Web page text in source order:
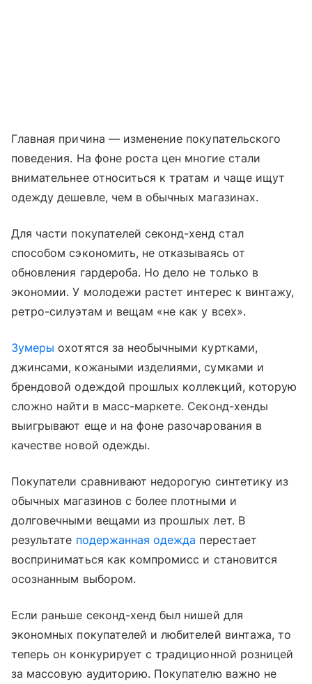
Главная причина — изменение покупательского
поведения. На фоне роста цен многие стали
внимательнее относиться к тратам и чаще ищут
одежду дешевле, чем в обычных магазинах.
Для части покупателей секонд-хенд стал
способом сэкономить, не отказываясь от
обновления гардероба. Но дело не только в
экономии. У молодежи растет интерес к винтажу,
ретро-силуэтам и вещам «не как у всех».
Зумеры охотятся за необычными куртками,
джинсами, кожаными изделиями, сумками и
брендовой одеждой прошлых коллекций, которую
сложно найти в масс-маркете. Секонд-хенды
выигрывают еще и на фоне разочарования в
качестве новой одежды.
Покупатели сравнивают недорогую синтетику из
обычных магазинов с более плотными и
долговечными вещами из прошлых лет. В
результате подержанная одежда перестает
восприниматься как компромисс и становится
осознанным выбором.
Если раньше секонд-хенд был нишей для
экономных покупателей и любителей винтажа, то
теперь он конкурирует с традиционной розницей
за массовую аудиторию. Покупателю важно не